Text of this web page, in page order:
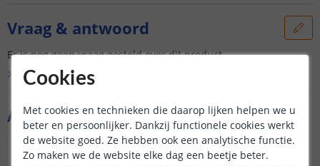
Aanvullende producten
Vraag & antwoord
Er is nog geen vraag gesteld over dit product.
Bekijk alle Vraag & antwoord
Cookies
Met cookies en technieken die daarop lijken helpen we u
beter en persoonlijker. Dankzij functionele cookies werkt
de website goed. Ze hebben ook een analytische functie.
Zo maken we de website elke dag een beetje beter.